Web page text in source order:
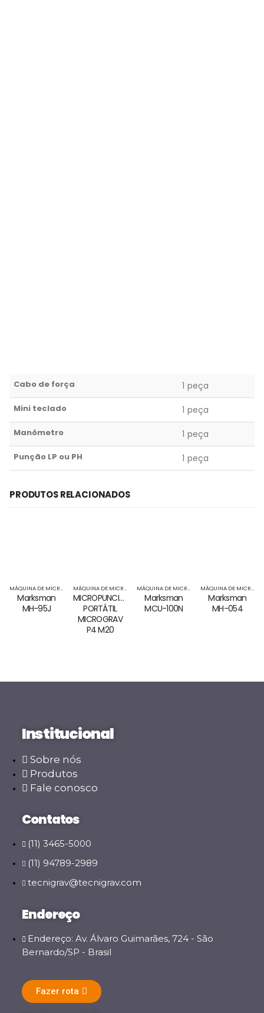
Cabo de força 1 peça
Mini teclado 1 peça
Manômetro 1 peça
Punção LP ou PH 1 peça
PRODUTOS RELACIONADOS
MÁQUINA DE MICROPUNCIONAMENTO PARA INTEGRAÇÃO ,MICROPUNCIONAMENTO
Marksman
MH-95J
MÁQUINA DE MICROPUNCIONAMENTO PORTÁTIL
MICROPUNCIONAMENTO
PORTÁTIL
MICROGRAV
P4 M20
MÁQUINA DE MICROPUNCIONAMENTO PARA INTEGRAÇÃO
Marksman
MCU-100N
MÁQUINA DE MICROPUNCIONAMENTO PARA INTEGRAÇÃO
Marksman
MH-054
Institucional
Sobre nós
Produtos
Fale conosco
Contatos
(11) 3465-5000
(11) 94789-2989
tecnigrav@tecnigrav.com
Endereço
Endereço: Av. Álvaro Guimarães, 724 - São
Bernardo/SP - Brasil
Fazer rota